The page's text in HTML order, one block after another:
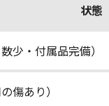
状態
少・付属品完備）
傷あり）